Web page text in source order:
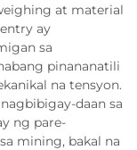
at material
ay
sa
pinananatili
na tensyon.
daan sa
ng pare-
mining, bakal na